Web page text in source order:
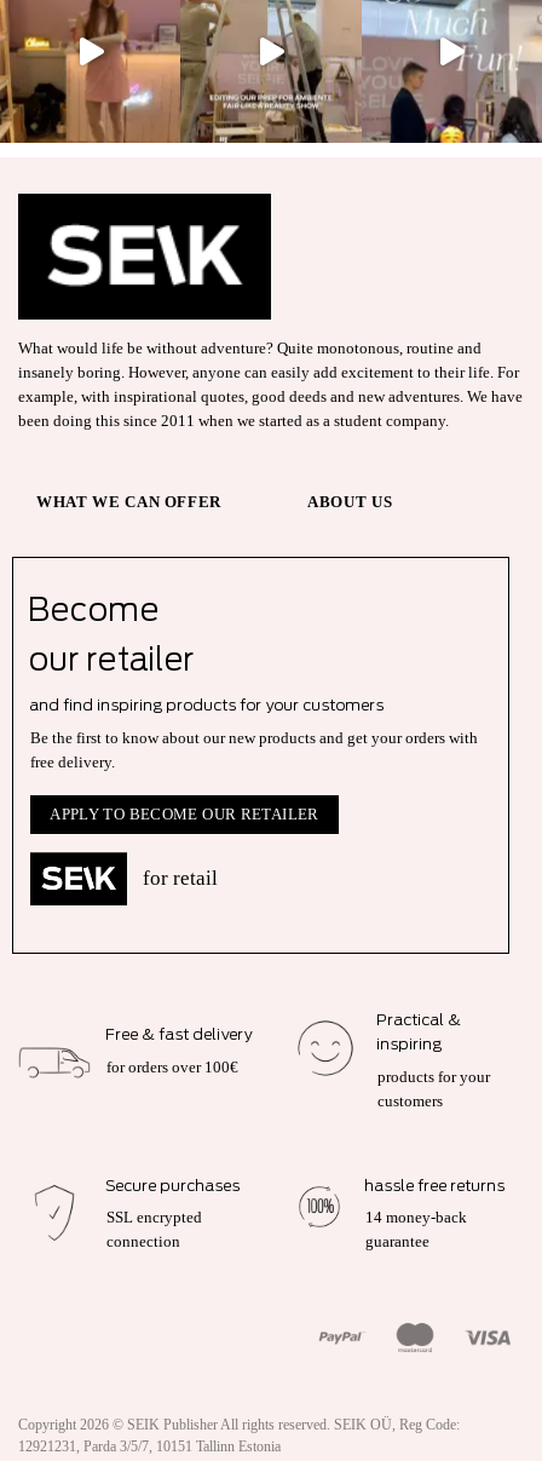
What would life be without adventure? Quite monotonous, routine and
insanely boring. However, anyone can easily add excitement to their life. For
example, with inspirational quotes, good deeds and new adventures. We have
been doing this since 2011 when we started as a student company.
WHAT WE CAN OFFER ABOUT US
Become
our retailer
and find inspiring products for your customers
Be the first to know about our new products and get your orders with
free delivery.
APPLY TO BECOME OUR RETAILER
for retail
Free & fast delivery
for orders over 100€
Practical &
inspiring
products for your
customers
Secure purchases
SSL encrypted
connection
hassle free returns
14 money-back
guarantee
Copyright 2026 © SEIK PublisherAll rights reserved. SEIK OÜ, Reg Code:
12921231, Parda 3/5/7, 10151 Tallinn Estonia